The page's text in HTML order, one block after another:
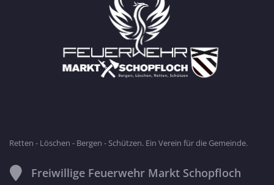
Retten - Löschen - Bergen - Schützen. Ein Verein für die Gemeinde.
Freiwillige Feuerwehr Markt Schopfloch